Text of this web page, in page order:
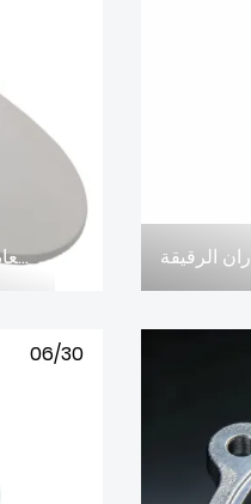
أخبار الصناعة: يواجه قطاع صب الألمنيوم بالقوالب تحديين مزدوجين يتمثلان في التحديث الذكي والامتثال لمعايير الاتحاد الأوروبي سي بي إيه إم في عام 2026
06/30